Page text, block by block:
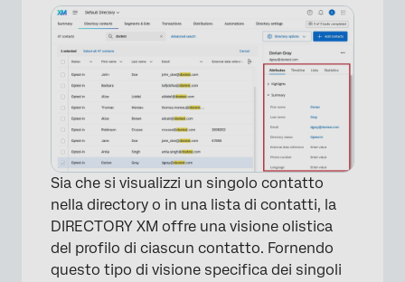
Sia che si visualizzi un singolo contatto
nella directory o in una lista di contatti, la
DIRECTORY XM offre una visione olistica
del profilo di ciascun contatto. Fornendo
questo tipo di visione specifica dei singoli